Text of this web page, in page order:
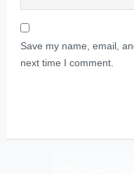
Save my name, email,
next time I comment.